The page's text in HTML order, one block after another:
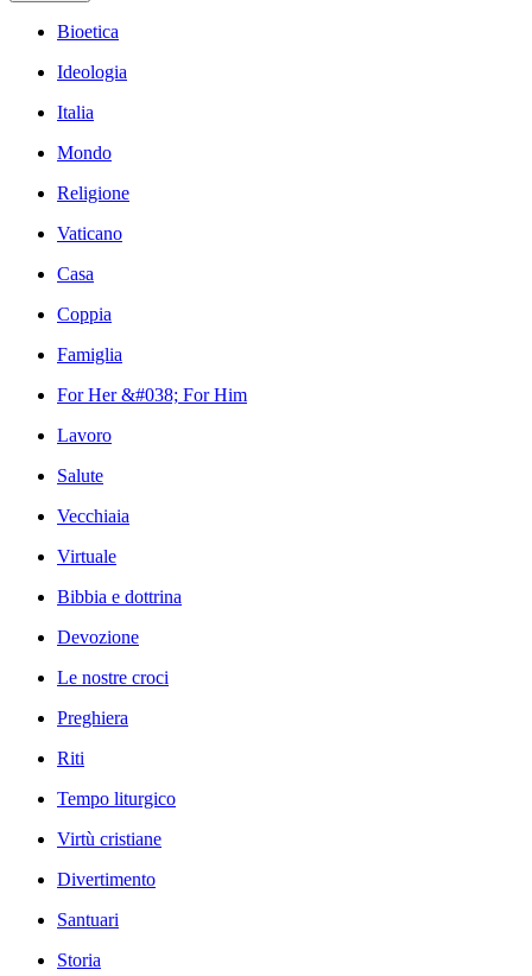
Bioetica
Ideologia
Italia
Mondo
Religione
Vaticano
Casa
Coppia
Famiglia
For Her &#038; For Him
Lavoro
Salute
Vecchiaia
Virtuale
Bibbia e dottrina
Devozione
Le nostre croci
Preghiera
Riti
Tempo liturgico
Virtù cristiane
Divertimento
Santuari
Storia